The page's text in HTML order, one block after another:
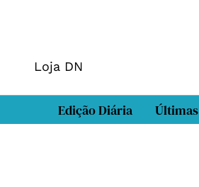
Loja DN
Edição Diária Últimas